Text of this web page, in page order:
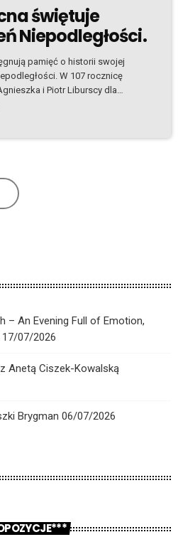
świętuje
Niepodległości.
pamięć o historii swojej
W 107 rocznicę
i Piotr Liburscy dla
jak polska społeczność w
– An Evening Full of Emotion,
17/07/2026
Anetą Ciszek-Kowalską
Brygman 06/07/2026